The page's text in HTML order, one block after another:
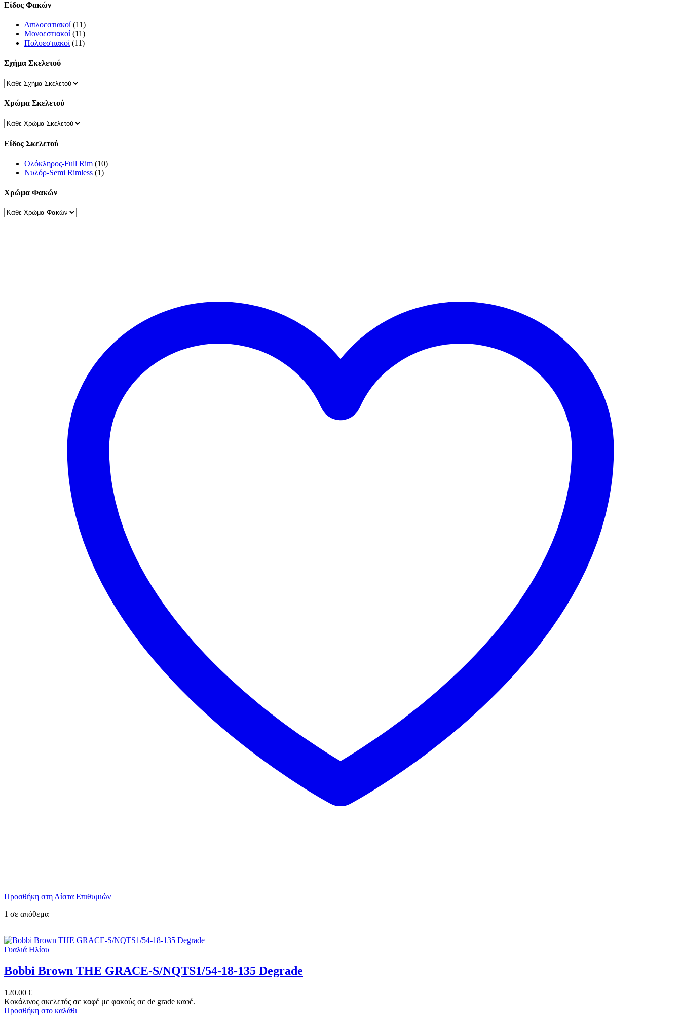
Είδος Φακών
Διπλοεστιακοί (11)
Μονοεστιακοί (11)
Πολυεστιακοί (11)
Σχήμα Σκελετού
Χρώμα Σκελετού
Είδος Σκελετού
Ολόκληρος-Full Rim (10)
Νυλόρ-Semi Rimless (1)
Χρώμα Φακών
Προσθήκη στη Λίστα Επιθυμιών
1 σε απόθεμα
Γυαλιά Ηλίου
Bobbi Brown THE GRACE-S/NQTS1/54-18-135 Degrade
120.00 €
Κοκάλινος σκελετός σε καφέ με φακούς σε de grade καφέ.
Προσθήκη στο καλάθι